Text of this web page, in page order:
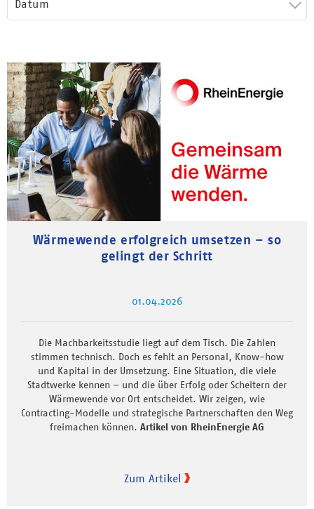
Datum
Wärmewende erfolgreich umsetzen – so
gelingt der Schritt
01.04.2026
Die Machbarkeitsstudie liegt auf dem Tisch. Die Zahlen
stimmen technisch. Doch es fehlt an Personal, Know-how
und Kapital in der Umsetzung. Eine Situation, die viele
Stadtwerke kennen – und die über Erfolg oder Scheitern der
Wärmewende vor Ort entscheidet. Wir zeigen, wie
Contracting-Modelle und strategische Partnerschaften den Weg
freimachen können. Artikel von RheinEnergie AG
Zum Artikel